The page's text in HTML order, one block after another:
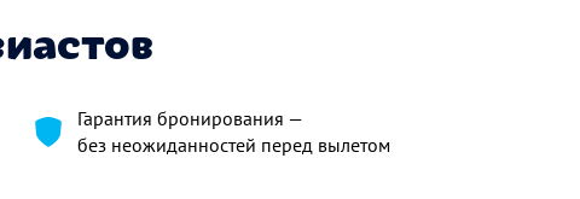
Гарантия бронирования —
без неожиданностей перед вылетом